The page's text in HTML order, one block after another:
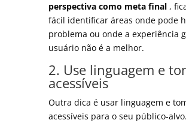
perspectiva como meta final,
fácil identificar áreas onde pode
problema ou onde a experiência
usuário não é a melhor.
2. Use linguagem e
acessíveis
Outra dica é usar linguagem e
acessíveis para o seu público-alvo.